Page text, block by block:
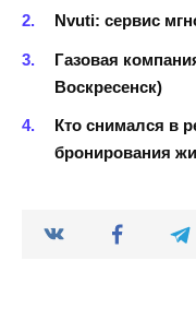
Nvuti: сервис
Газовая
Воскресенск)
Кто снимался в
бронирования